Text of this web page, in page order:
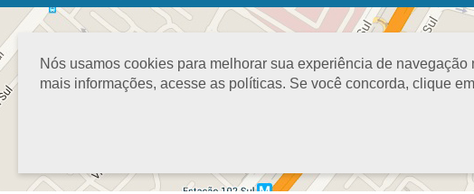
Nós usamos cookies para melhorar sua experiência de
mais informações, acesse as políticas. Se você concorda, clique
HOME
O CONSELHO
Conselho Diretor
Nossa Sede
Planejamento
PRESIDÊNCIA